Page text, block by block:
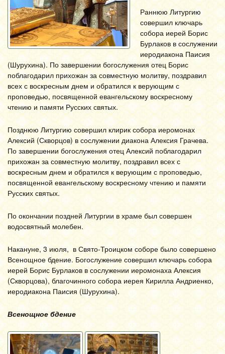
Раннюю Литургию
совершил ключарь
собора иерей Борис
Бурлаков в сослужении
иеродиакона Паисия
(Шурухина). По завершении богослужения отец Борис
поблагодарил прихожан за совместную молитву, поздравил
всех с воскресным днем и обратился к верующим с
проповедью, посвященной евангельскому воскресному
чтению и памяти Русских святых.
Позднюю Литургию совершил клирик собора иеромонах
Алексий (Скворцов) в сослужении диакона Алексия Грачева.
По завершении богослужения отец Алексий поблагодарил
прихожан за совместную молитву, поздравил всех с
воскресным днем и обратился к верующим с проповедью,
посвященной евангельскому воскресному чтению и памяти
Русских святых.
По окончании поздней Литургии в храме был совершен
водосвятный молебен.
Накануне, 3 июля, в Свято-Троицком соборе было совершено
Всенощное бдение. Богослужение совершил ключарь собора
иерей Борис Бурлаков в сослужении иеромонаха Алексия
(Скворцова), благочинного собора иерея Кирилла Андриенко,
иеродиакона Паисия (Шурухина).
Всенощное бдение